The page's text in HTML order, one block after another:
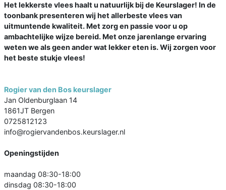
Het lekkerste vlees haalt u natuurlijk bij de Keurslager! In de
toonbank presenteren wij het allerbeste vlees van
uitmuntende kwaliteit. Met zorg en passie voor u op
ambachtelijke wijze bereid. Met onze jarenlange ervaring
weten we als geen ander wat lekker eten is. Wij zorgen voor
het beste stukje vlees!
Rogier van den Bos keurslager
Jan Oldenburglaan 14
1861JT Bergen
0725812123
info@rogiervandenbos.keurslager.nl
Openingstijden
maandag 08:30-18:00
dinsdag 08:30-18:00